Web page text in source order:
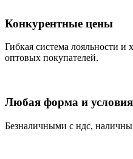
Конкурентные цены
Гибкая система лояльности
оптовых покупателей.
Любая форма и
Безналичными с ндс,